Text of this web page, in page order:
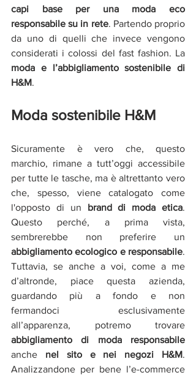
capi base per una moda eco
responsabile su in rete. Partendo proprio
da uno di quelli che invece vengono
moda e l’abbigliamento sostenibile di
H&M.
Moda sostenibile H&M
Sicuramente è vero che, questo
marchio, rimane a tutt’oggi accessibile
per tutte le tasche, ma è altrettanto vero
che, spesso, viene catalogato come
l'opposto di un brand di moda etica.
Questo perché, a prima vista,
abbigliamento ecologico e responsabile.
Tuttavia, se anche a voi, come a me
d’altronde, piace questa azienda,
guardando più a fondo e non
fermandoci esclusivamente
anche nel sito e nei negozi H&M.
Analizzandone per bene l’e-commerce